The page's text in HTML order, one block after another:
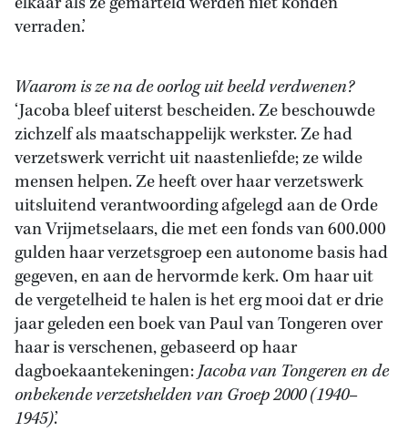
verraden.’
Waarom is ze na de oorlog uit beeld verdwenen?
‘Jacoba bleef uiterst bescheiden. Ze beschouwde
zichzelf als maatschappelijk werkster. Ze had
verzetswerk verricht uit naastenliefde; ze wilde
mensen helpen. Ze heeft over haar verzetswerk
uitsluitend verantwoording afgelegd aan de Orde
van Vrijmetselaars, die met een fonds van 600.000
gulden haar verzetsgroep een autonome basis had
gegeven, en aan de hervormde kerk. Om haar uit
de vergetelheid te halen is het erg mooi dat er drie
jaar geleden een boek van Paul van Tongeren over
haar is verschenen, gebaseerd op haar
dagboekaantekeningen:Jacoba van Tongeren en de
onbekende verzetshelden van Groep 2000 (1940–
1945).’